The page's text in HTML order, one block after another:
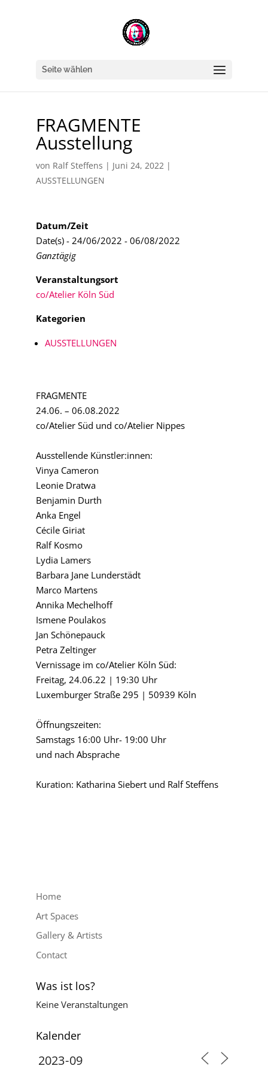
Seite wählen
FRAGMENTE
Ausstellung
von Ralf Steffens | Juni 24, 2022|
AUSSTELLUNGEN
Datum/Zeit
Date(s) - 24/06/2022 - 06/08/2022
Ganztägig
Veranstaltungsort
co/Atelier Köln Süd
Kategorien
AUSSTELLUNGEN
FRAGMENTE
24.06. – 06.08.2022
co/Atelier Süd und co/Atelier Nippes
Ausstellende Künstler:innen:
Vinya Cameron
Leonie Dratwa
Benjamin Durth
Anka Engel
Cécile Giriat
Ralf Kosmo
Lydia Lamers
Barbara Jane Lunderstädt
Marco Martens
Annika Mechelhoff
Ismene Poulakos
Jan Schönepauck
Petra Zeltinger
Vernissage im co/Atelier Köln Süd:
Freitag, 24.06.22 | 19:30 Uhr
Luxemburger Straße 295 | 50939 Köln
Öffnungszeiten:
Samstags 16:00 Uhr- 19:00 Uhr
und nach Absprache
Kuration: Katharina Siebert und Ralf Steffens
Home
Art Spaces
Gallery & Artists
Contact
Was ist los?
Keine Veranstaltungen
Kalender